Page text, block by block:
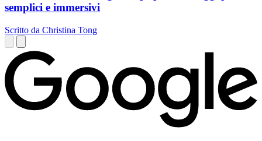
semplici e immersivi
Scritto da Christina Tong